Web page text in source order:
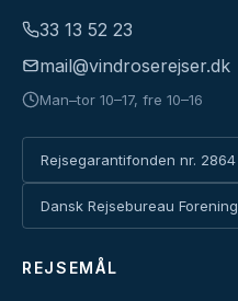
33 13 52 23
mail@vindroserejser.dk
Man–tor 10–17, fre 10–16
Rejsegarantifonden nr. 2864
Dansk Rejsebureau Forening
REJSEMÅL